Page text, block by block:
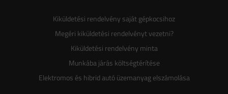
Kiküldetési rendelvény saját gépkocsihoz
Megéri kiküldetési rendelvényt vezetni?
Kiküldetési rendelvény minta
Munkába járás költségtérítése
Elektromos és hibrid autó üzemanyag elszámolása